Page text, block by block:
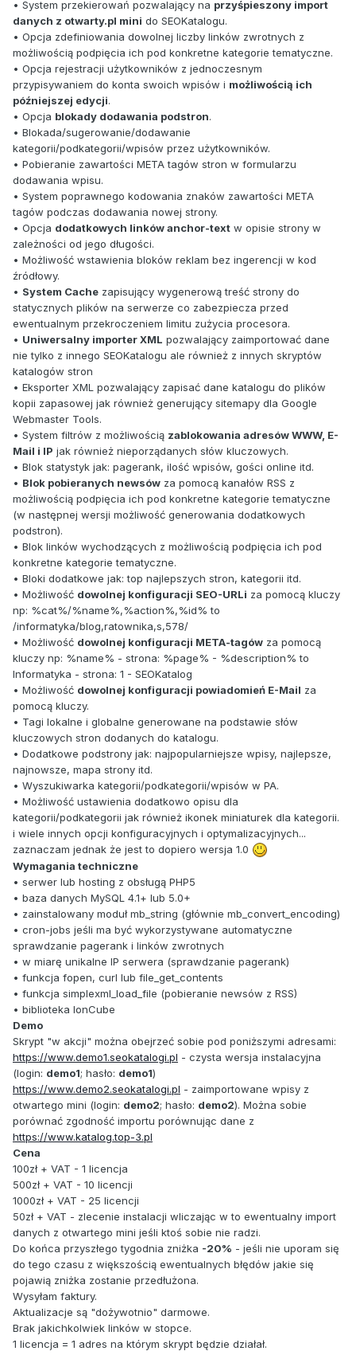
• System przekierowań pozwalający na przyśpieszony import
danych z otwarty.pl mini do SEOKatalogu.
• Opcja zdefiniowania dowolnej liczby linków zwrotnych z
możliwością podpięcia ich pod konkretne kategorie tematyczne.
• Opcja rejestracji użytkowników z jednoczesnym
przypisywaniem do konta swoich wpisów i możliwością ich
późniejszej edycji.
• Opcja blokady dodawania podstron.
• Blokada/sugerowanie/dodawanie
kategorii/podkategorii/wpisów przez użytkowników.
• Pobieranie zawartości META tagów stron w formularzu
dodawania wpisu.
• System poprawnego kodowania znaków zawartości META
tagów podczas dodawania nowej strony.
• Opcja dodatkowych linków anchor-text w opisie strony w
zależności od jego długości.
• Możliwość wstawienia bloków reklam bez ingerencji w kod
źródłowy.
• System Cache zapisujący wygenerową treść strony do
statycznych plików na serwerze co zabezpiecza przed
ewentualnym przekroczeniem limitu zużycia procesora.
• Uniwersalny importer XML pozwalający zaimportować dane
nie tylko z innego SEOKatalogu ale również z innych skryptów
katalogów stron
• Eksporter XML pozwalający zapisać dane katalogu do plików
kopii zapasowej jak również generujący sitemapy dla Google
Webmaster Tools.
• System filtrów z możliwością zablokowania adresów WWW, E-
Mail i IP jak również nieporządanych słów kluczowych.
• Blok statystyk jak: pagerank, ilość wpisów, gości online itd.
• Blok pobieranych newsów za pomocą kanałów RSS z
możliwością podpięcia ich pod konkretne kategorie tematyczne
(w następnej wersji możliwość generowania dodatkowych
podstron).
• Blok linków wychodzących z możliwością podpięcia ich pod
konkretne kategorie tematyczne.
• Bloki dodatkowe jak: top najlepszych stron, kategorii itd.
• Możliwość dowolnej konfiguracji SEO-URLi za pomocą kluczy
np: %cat%/%name%,%action%,%id% to
/informatyka/blog,ratownika,s,578/
• Możliwość dowolnej konfiguracji META-tagów za pomocą
kluczy np: %name% - strona: %page% - %description% to
Informatyka - strona: 1 - SEOKatalog
• Możliwość dowolnej konfiguracji powiadomień E-Mail za
pomocą kluczy.
• Tagi lokalne i globalne generowane na podstawie słów
kluczowych stron dodanych do katalogu.
• Dodatkowe podstrony jak: najpopularniejsze wpisy, najlepsze,
najnowsze, mapa strony itd.
• Wyszukiwarka kategorii/podkategorii/wpisów w PA.
• Możliwość ustawienia dodatkowo opisu dla
kategorii/podkategorii jak również ikonek miniaturek dla kategorii.
i wiele innych opcji konfiguracyjnych i optymalizacyjnych...
zaznaczam jednak że jest to dopiero wersja 1.0
Wymagania techniczne
• serwer lub hosting z obsługą PHP5
• baza danych MySQL 4.1+ lub 5.0+
• zainstalowany moduł mb_string (głównie mb_convert_encoding)
• cron-jobs jeśli ma być wykorzystywane automatyczne
sprawdzanie pagerank i linków zwrotnych
• w miarę unikalne IP serwera (sprawdzanie pagerank)
• funkcja fopen, curl lub file_get_contents
• funkcja simplexml_load_file (pobieranie newsów z RSS)
• biblioteka IonCube
Demo
Skrypt "w akcji" można obejrzeć sobie pod poniższymi adresami:
https://www.demo1.seokatalogi.pl - czysta wersja instalacyjna
(login: demo1; hasło: demo1)
https://www.demo2.seokatalogi.pl - zaimportowane wpisy z
otwartego mini (login: demo2; hasło: demo2). Można sobie
porównać zgodność importu porównując dane z
https://www.katalog.top-3.pl
Cena
100zł + VAT - 1 licencja
500zł + VAT - 10 licencji
1000zł + VAT - 25 licencji
50zł + VAT - zlecenie instalacji wliczając w to ewentualny import
danych z otwartego mini jeśli ktoś sobie nie radzi.
Do końca przyszłego tygodnia zniżka -20% - jeśli nie uporam się
do tego czasu z większością ewentualnych błędów jakie się
pojawią zniżka zostanie przedłużona.
Wysyłam faktury.
Aktualizacje są "dożywotnio" darmowe.
Brak jakichkolwiek linków w stopce.
1 licencja = 1 adres na którym skrypt będzie działał.